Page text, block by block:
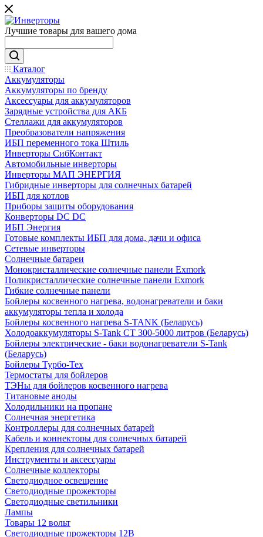
Лучшие товары для вашего дома
Каталог
Аккумуляторы
Аккумуляторы по бренду
Аксессуары для аккумуляторов
Зарядные устройства для АКБ
Стеллажи для аккумуляторов
Преобразователи напряжения
ИБП переменного тока Штиль
Инверторы СибКонтакт
Автомобильные инверторы
Инверторы МАП ЭНЕРГИЯ
Гибридные инверторы для солнечных батарей
ИБП для котлов
Приборы защиты оборудования
Конверторы DC DC
ИБП Энергия
Готовые комплекты ИБП для дома, дачи и офиса
Сетевые инверторы
Солнечные батареи
Монокристаллические солнечные панели Exmork
Поликристаллические солнечные панели Exmork
Гибкие солнечные панели
Бойлеры косвенного нагрева, водонагреватели и баки
аккумуляторы тепла и холода
Бойлеры косвенного нагрева S-TANK (Беларусь)
Холодоаккумуляторы S-Tank СТ 300-5000 литров (Беларусь)
Бойлеры электрические - баки водонагреватели S-Tank
(Беларусь)
Бойлеры Турбо-Тех
Термостаты для бойлеров
ТЭНы для бойлеров косвенного нагрева
Титановые аноды
Холодильники на пропане
Солнечная энергетика
Контроллеры для солнечных батарей
Кабель и коннекторы для солнечных батарей
Крепления для солнечных батарей
Инструменты и аксессуары
Солнечные коллекторы
Светодиодное освещение
Светодиодные прожекторы
Светодиодные светильники
Лампы
Товары 12 вольт
Светодиодные прожекторы 12В